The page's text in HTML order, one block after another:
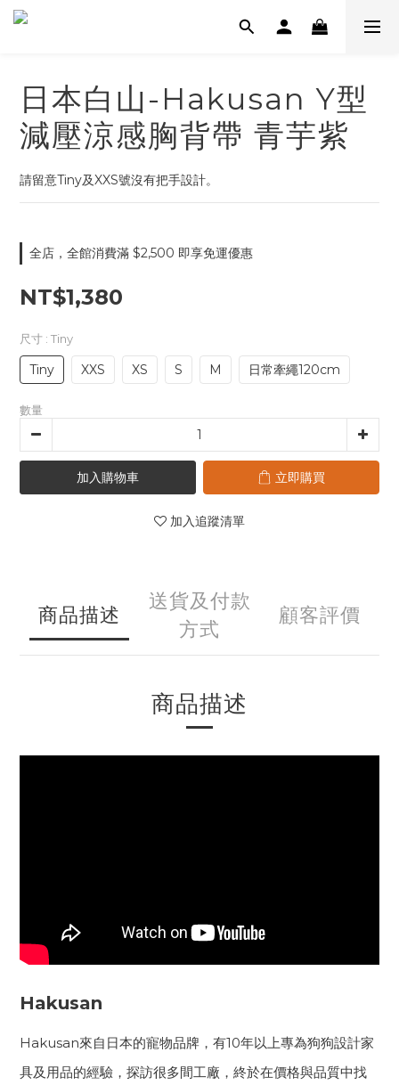
日本白山-Hakusan Y型
減壓涼感胸背帶 青芋紫
請留意Tiny及XXS號沒有把手設計。
全店，全館消費滿 $2,500 即享免運優惠
NT$1,380
尺寸 : Tiny
Tiny XXS XS S M 日常牽繩120cm
數量
加入購物車 立即購買
加入追蹤清單
商品描述
送貨及付款
方式
顧客評價
商品描述
Hakusan
Hakusan來自日本的寵物品牌，有10年以上專為狗狗設計家
具及用品的經驗，探訪很多間工廠，終於在價格與品質中找